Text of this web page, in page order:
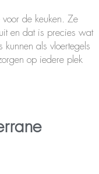
de keuken. Ze
en dat is precies wat
als vloertegels
op iedere plek